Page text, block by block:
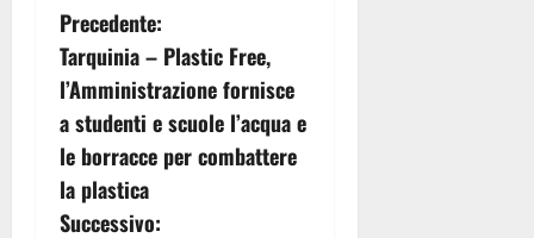
N
a
v
i
Precedente:
Tarquinia – Plastic Free,
l’Amministrazione fornisce
a studenti e scuole l’acqua e
le borracce per combattere
la plastica
Successivo: